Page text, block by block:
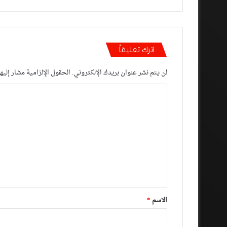
اترك تعليقاً
لن يتم نشر عنوان بريدك الإلكتروني.الحقول الإلزامية مشار
*
الاسم *